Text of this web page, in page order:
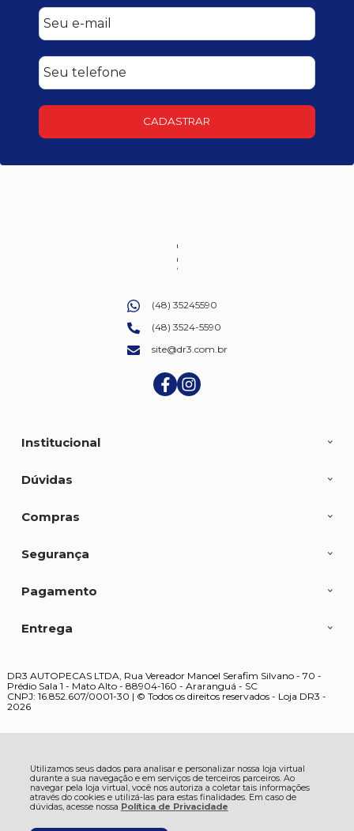
Utilizamos seus dados para analisar e personalizar nossa loja virtual
durante a sua navegação e em serviços de terceiros parceiros. Ao
navegar pela loja virtual, você nos autoriza a coletar tais informações
através do cookies e utilizá-las para estas finalidades. Em caso de
dúvidas, acesse nossa Política de Privacidade
CADASTRAR
(48) 35245590
(48) 3524-5590
site@dr3.com.br
Institucional
Dúvidas
Compras
Segurança
Pagamento
Entrega
DR3 AUTOPECAS LTDA, Rua Vereador Manoel Serafim Silvano - 70 -
Prédio Sala 1 - Mato Alto - 88904-160 - Araranguá - SC
CNPJ: 16.852.607/0001-30 | © Todos os direitos reservados - Loja DR3 -
2026